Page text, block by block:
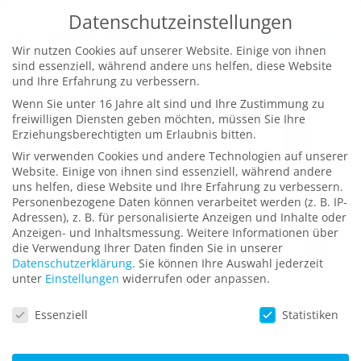
springen
E-Learning Logistik-Software
E-Learning-Programm zur Unterstützung des
globalen Roll-Out-Prozesses für die „JettApp“, mit
der Luftfracht-Container verwaltet werden
Datenschutzeinstellungen
Wir nutzen Cookies auf unserer Website. Einige von ihnen
sind essenziell, während andere uns helfen, diese Website
und Ihre Erfahrung zu verbessern.
Wenn Sie unter 16 Jahre alt sind und Ihre Zustimmung zu
freiwilligen Diensten geben möchten, müssen Sie Ihre
Erziehungsberechtigten um Erlaubnis bitten.
Wir verwenden Cookies und andere Technologien auf unserer
Website. Einige von ihnen sind essenziell, während andere
uns helfen, diese Website und Ihre Erfahrung zu verbessern.
Personenbezogene Daten können verarbeitet werden (z. B. IP-
Adressen), z. B. für personalisierte Anzeigen und Inhalte oder
Anzeigen- und Inhaltsmessung. Weitere Informationen über
die Verwendung Ihrer Daten finden Sie in unserer
Datenschutzerklärung. Sie können Ihre Auswahl jederzeit
unter Einstellungen widerrufen oder anpassen.
Datenschutzeinstellungen
Essenziell Statistiken